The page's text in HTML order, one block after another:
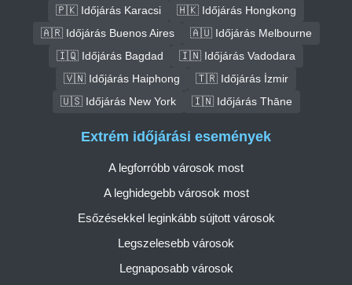
🇵🇰 Időjárás Karacsi
🇭🇰 Időjárás Hongkong
🇦🇷 Időjárás Buenos Aires
🇦🇺 Időjárás Melbourne
🇮🇶 Időjárás Bagdad
🇮🇳 Időjárás Vadodara
🇻🇳 Időjárás Haiphong
🇹🇷 Időjárás İzmir
🇺🇸 Időjárás New York
🇮🇳 Időjárás Thāne
Extrém időjárási események
A legforróbb városok most
A leghidegebb városok most
Esőzésekkel leginkább sújtott városok
Legszelesebb városok
Legnaposabb városok